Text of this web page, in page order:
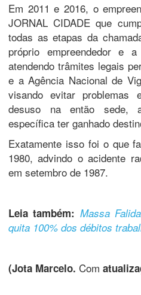
Em 2011 e 2016, o
JORNAL CIDADE que
todas as etapas da
próprio empreendedor e
atendendo trâmites legais
e a Agência Nacional de
visando evitar problemas
desuso na então sede,
específica ter ganhado
Exatamente isso foi o que
1980, advindo o acidente
em setembro de 1987.
Leia também: Massa
quita 100% dos débitos
(Jota Marcelo. Com